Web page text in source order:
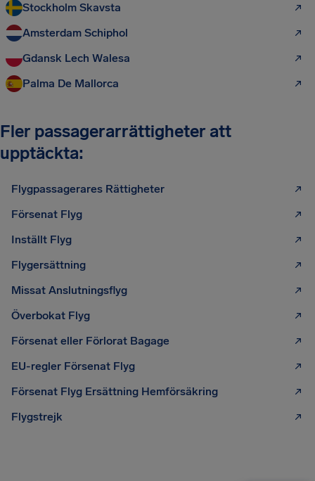
Stockholm Skavsta
Amsterdam Schiphol
Gdansk Lech Walesa
Palma De Mallorca
Fler passagerarrättigheter att
upptäckta:
Flygpassagerares Rättigheter
Försenat Flyg
Inställt Flyg
Flygersättning
Missat Anslutningsflyg
Överbokat Flyg
Försenat eller Förlorat Bagage
EU-regler Försenat Flyg
Försenat Flyg Ersättning Hemförsäkring
Flygstrejk